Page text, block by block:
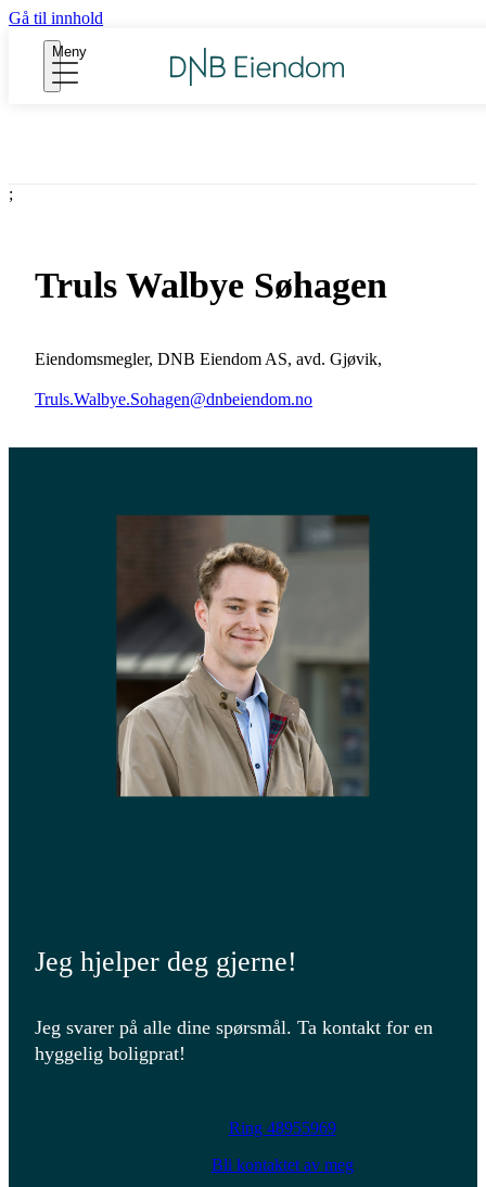
Gå til innhold
Meny
;
Truls Walbye Søhagen
Eiendomsmegler, DNB Eiendom AS, avd. Gjøvik,
Truls.Walbye.Sohagen@dnbeiendom.no
Jeg hjelper deg gjerne!
Jeg svarer på alle dine spørsmål. Ta kontakt for en
hyggelig boligprat!
Ring 48955969
Bli kontaktet av meg